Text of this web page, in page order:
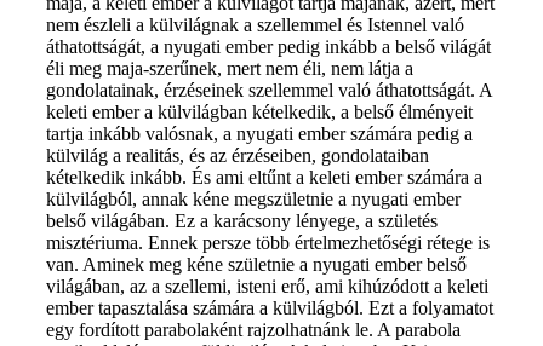
nem észleli a külvilágnak a szellemmel és Istennel való
áthatottságát, a nyugati ember pedig inkább a belső világát
éli meg maja-szerűnek, mert nem éli, nem látja a
gondolatainak, érzéseinek szellemmel való áthatottságát. A
keleti ember a külvilágban kételkedik, a belső élményeit
tartja inkább valósnak, a nyugati ember számára pedig a
külvilág a realitás, és az érzéseiben, gondolataiban
kételkedik inkább. És ami eltűnt a keleti ember számára a
külvilágból, annak kéne megszületnie a nyugati ember
belső világában. Ez a karácsony lényege, a születés
misztériuma. Ennek persze több értelmezhetőségi rétege is
van. Aminek meg kéne születnie a nyugati ember belső
világában, az a szellemi, isteni erő, ami kihúzódott a keleti
ember tapasztalása számára a külvilágból. Ezt a folyamatot
egy fordított parabolaként rajzolhatnánk le. A parabola